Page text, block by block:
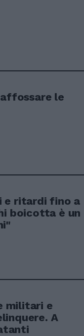
le
e ritardi fino a
boicotta è un
militari e
A